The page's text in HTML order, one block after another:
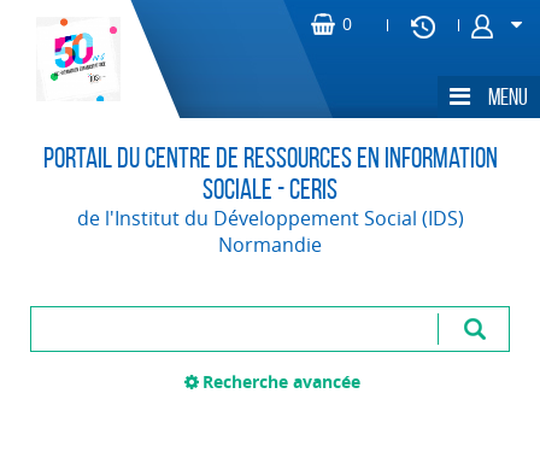
Portail du Centre de Ressources en Information
Sociale - CERIS
de l'Institut du Développement Social (IDS)
Normandie
Recherche avancée